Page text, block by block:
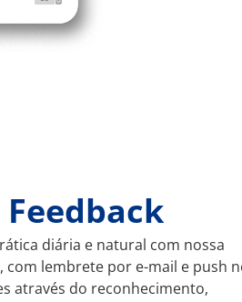
diária e natural com nossa
lembrete por e-mail e push
através do reconhecimento,